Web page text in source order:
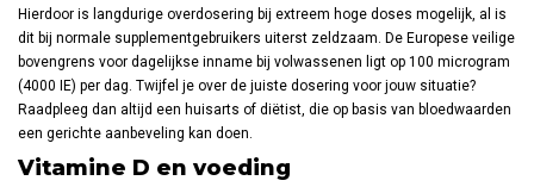
Hierdoor is langdurige overdosering bij extreem hoge doses mogelijk, al is
dit bij normale supplementgebruikers uiterst zeldzaam. De Europese veilige
bovengrens voor dagelijkse inname bij volwassenen ligt op 100 microgram
(4000 IE) per dag. Twijfel je over de juiste dosering voor jouw situatie?
Raadpleeg dan altijd een huisarts of diëtist, die op basis van bloedwaarden
een gerichte aanbeveling kan doen.
Vitamine D en voeding